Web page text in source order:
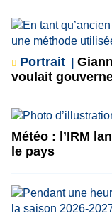
Portrait
voulait
Météo : l’IRM
le pays